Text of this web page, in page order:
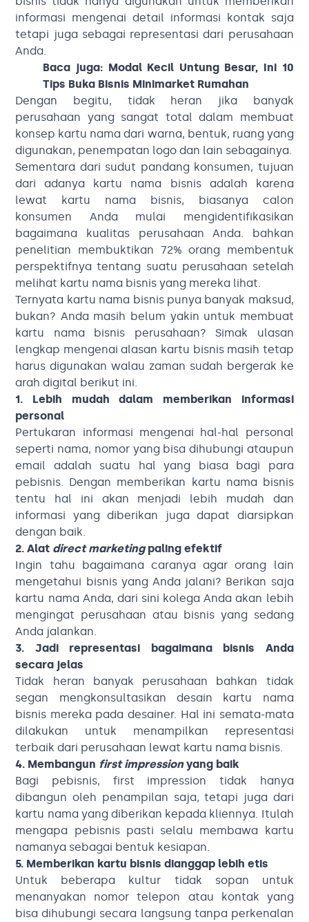
informasi mengenai detail informasi kontak saja
tetapi juga sebagai representasi dari perusahaan
Anda.
Baca juga: Modal Kecil Untung Besar, Ini 10
Tips Buka Bisnis Minimarket Rumahan
Dengan begitu, tidak heran jika banyak
perusahaan yang sangat total dalam membuat
konsep kartu nama dari warna, bentuk, ruang yang
digunakan, penempatan logo dan lain sebagainya.
Sementara dari sudut pandang konsumen, tujuan
dari adanya kartu nama bisnis adalah karena
lewat kartu nama bisnis, biasanya calon
konsumen Anda mulai mengidentifikasikan
bagaimana kualitas perusahaan Anda. bahkan
penelitian membuktikan 72% orang membentuk
perspektifnya tentang suatu perusahaan setelah
melihat kartu nama bisnis yang mereka lihat.
Ternyata kartu nama bisnis punya banyak maksud,
bukan? Anda masih belum yakin untuk membuat
kartu nama bisnis perusahaan? Simak ulasan
lengkap mengenai alasan kartu bisnis masih tetap
harus digunakan walau zaman sudah bergerak ke
arah digital berikut ini.
1. Lebih mudah dalam memberikan informasi
personal
Pertukaran informasi mengenai hal-hal personal
seperti nama, nomor yang bisa dihubungi ataupun
email adalah suatu hal yang biasa bagi para
pebisnis. Dengan memberikan kartu nama bisnis
tentu hal ini akan menjadi lebih mudah dan
informasi yang diberikan juga dapat diarsipkan
dengan baik.
2. Alat direct marketingpaling efektif
Ingin tahu bagaimana caranya agar orang lain
mengetahui bisnis yang Anda jalani? Berikan saja
kartu nama Anda, dari sini kolega Anda akan lebih
mengingat perusahaan atau bisnis yang sedang
Anda jalankan.
3. Jadi representasi bagaimana bisnis Anda
secara jelas
Tidak heran banyak perusahaan bahkan tidak
segan mengkonsultasikan desain kartu nama
bisnis mereka pada desainer. Hal ini semata-mata
dilakukan untuk menampilkan representasi
terbaik dari perusahaan lewat kartu nama bisnis.
4. Membangun first impressionyang baik
Bagi pebisnis, first impression tidak hanya
dibangun oleh penampilan saja, tetapi juga dari
kartu nama yang diberikan kepada kliennya. Itulah
mengapa pebisnis pasti selalu membawa kartu
namanya sebagai bentuk kesiapan.
5. Memberikan kartu bisnis dianggap lebih etis
Untuk beberapa kultur tidak sopan untuk
menanyakan nomor telepon atau kontak yang
bisa dihubungi secara langsung tanpa perkenalan